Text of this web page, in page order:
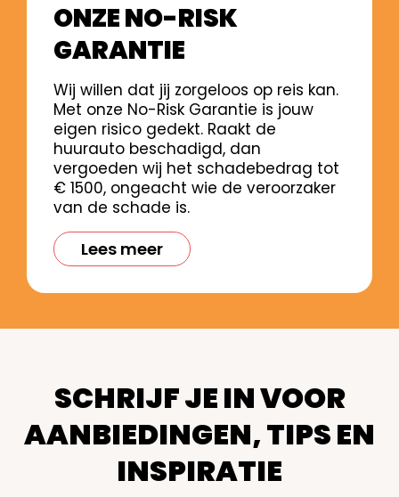
ONZE NO-RISK
GARANTIE
Wij willen dat jij zorgeloos op reis kan.
Met onze No-Risk Garantie is jouw
eigen risico gedekt. Raakt de
huurauto beschadigd, dan
vergoeden wij het schadebedrag tot
€ 1500, ongeacht wie de veroorzaker
van de schade is.
Lees meer
SCHRIJF JE IN VOOR
AANBIEDINGEN, TIPS EN
INSPIRATIE